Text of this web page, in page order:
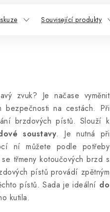
Související produkty
zvuk? Je načase vyměnit
bezpečnosti na cestách. Při
brzdových pístů. Slouží k
soustavy. Je nutná při
ní můžete podle potřeby
třmeny kotoučových brzd s
pístů provádí zpětným
pístů. Sada je ideální do
kutila.